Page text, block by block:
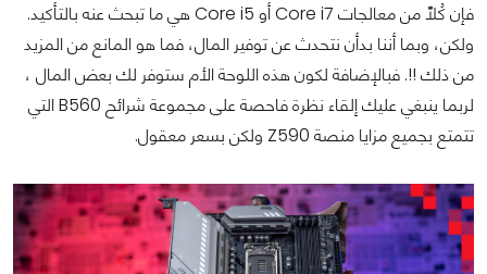
فإن كُلّاً من معالجات Core i7 أو Core i5 هي ما تبحث عنه بالتأكيد.
ولكن، وبما أننا بدأن نتحدث عن توفير المال، فما هو المانع من المزيد
من ذلك !!. فبالإضافة لكون هذه اللوحة الأم ستوفر لك بعض المال ،
لربما ينبغي عليك إلقاء نظرة فاحصة على مجموعة شرائح B560 التي
تتمتع بجميع مزايا منصة Z590 ولكن بسعر معقول.